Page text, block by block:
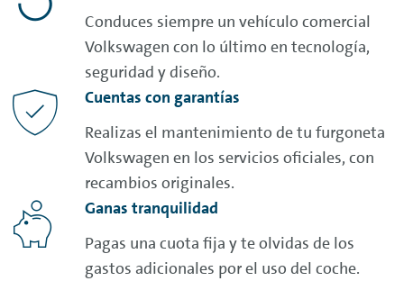
Conduces siempre un vehículo comercial
Volkswagen con lo último en tecnología,
seguridad y diseño.
Cuentas con garantías
Realizas el mantenimiento de tu furgoneta
Volkswagen en los servicios oficiales, con
recambios originales.
Ganas tranquilidad
Pagas una cuota fija y te olvidas de los
gastos adicionales por el uso del coche.